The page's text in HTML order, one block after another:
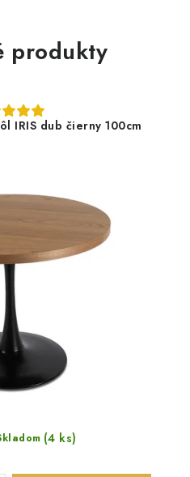
produkty
IRIS dub čierny 100cm
(4 ks)